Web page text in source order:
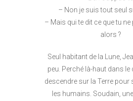
– Non je suis tout seul
– Mais qui te dit ce que tu ne
alors ?
Seul habitant de la Lune,
peu. Perché là-haut dans le
descendre sur la Terre pour
les humains. Soudain,